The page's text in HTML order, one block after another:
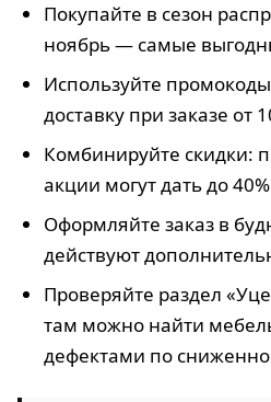
Покупайте в сезон
ноябрь — самые
Используйте
доставку при заказе от
Комбинируйте скидки:
акции могут дать до
Оформляйте заказ в
действуют
Проверяйте раздел
там можно найти
дефектами по